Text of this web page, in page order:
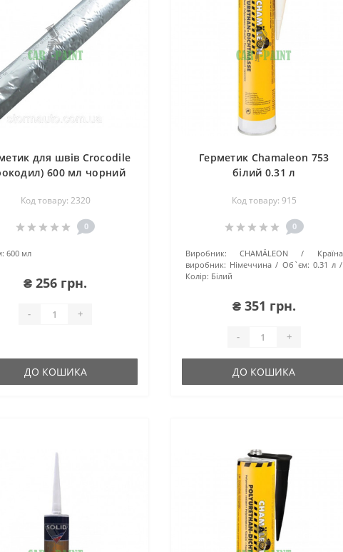
для швів Crocodile
600 мл чорний
Код товару: 2320
0
600 мл
₴ 256 грн.
- +
ДО КОШИКА
Герметик Chamaleon 753
білий 0.31 л
Код товару: 915
0
Виробник: CHAMÄLEON
Країна
виробник: Німеччина Об`єм: 0.31 л
Колір: Білий
₴ 351 грн.
- +
ДО КОШИКА